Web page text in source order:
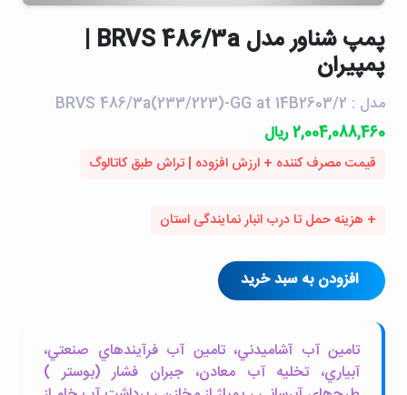
پمپ شناور مدل BRVS 486/3a |
پمپیران
مدل : BRVS 486/3a(233/223)-GG at 14B2603/2
2,004,088,460 ریال
قیمت مصرف کننده + ارزش افزوده | تراش طبق کاتالوگ
+ هزینه حمل تا درب انبار نمایندگی استان
افزودن به سبد خرید
تامين آب آشاميدني، تامين آب فرآيندهاي صنعتي،
آبياري، تخليه آب معادن، جبران فشار (بوستر )